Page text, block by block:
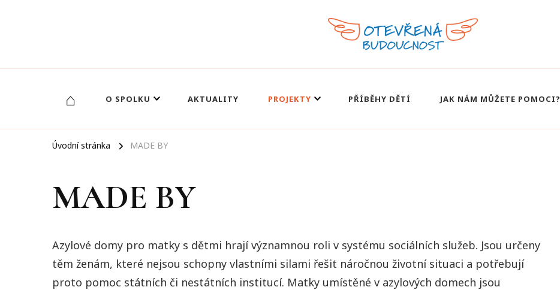
⌂ O SPOLKU AKTUALITY PROJEKTY PŘÍBĚHY DĚTÍ JAK NÁM MŮŽETE POMOCI?
Úvodní stránka MADE BY
MADE BY
Azylové domy pro matky s dětmi hrají významnou roli v systému sociálních služeb. Jsou určeny
těm ženám, které nejsou schopny vlastními silami řešit náročnou životní situaci a potřebují
proto pomoc státních či nestátních institucí. Matky umístěné v azylových domech jsou